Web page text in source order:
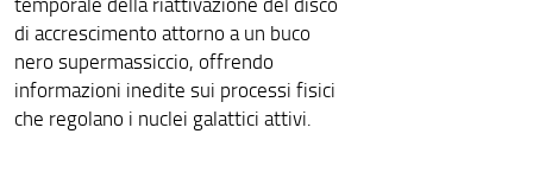
di accrescimento attorno a un buco
nero supermassiccio, offrendo
informazioni inedite sui processi fisici
che regolano i nuclei galattici attivi.